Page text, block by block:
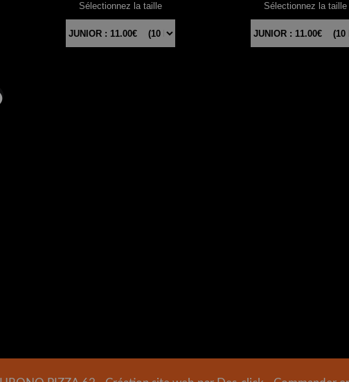
Sélectionnez la taille Sélectionnez la taille